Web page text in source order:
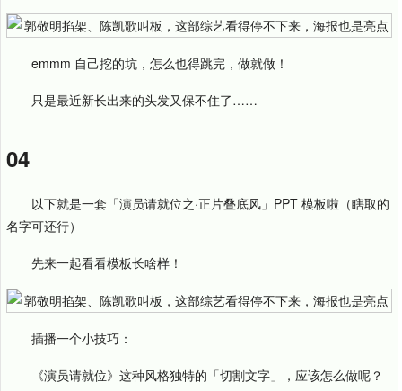
emmm 自己挖的坑，怎么也得跳完，做就做！
只是最近新长出来的头发又保不住了……
04
以下就是一套「演员请就位之·正片叠底风」PPT 模板啦（瞎取的
名字可还行）
先来一起看看模板长啥样！
插播一个小技巧：
《演员请就位》这种风格独特的「切割文字」，应该怎么做呢？